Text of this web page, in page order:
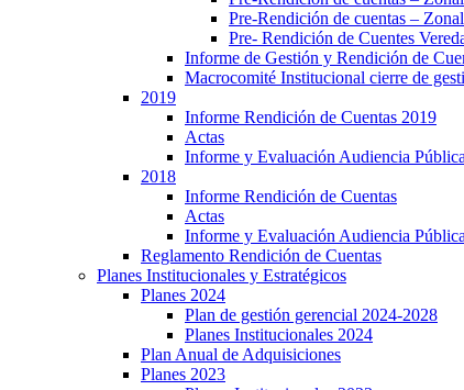
Pre-Rendición de cuentas –
Pre- Rendición de Cuentes
Informe de Gestión y Rendición de
Macrocomité Institucional cierre de
2019
Informe Rendición de Cuentas 2019
Actas
Informe y Evaluación Audiencia
2018
Informe Rendición de Cuentas
Actas
Informe y Evaluación Audiencia
Reglamento Rendición de Cuentas
Planes Institucionales y Estratégicos
Planes 2024
Plan de gestión gerencial 2024-2028
Planes Institucionales 2024
Plan Anual de Adquisiciones
Planes 2023